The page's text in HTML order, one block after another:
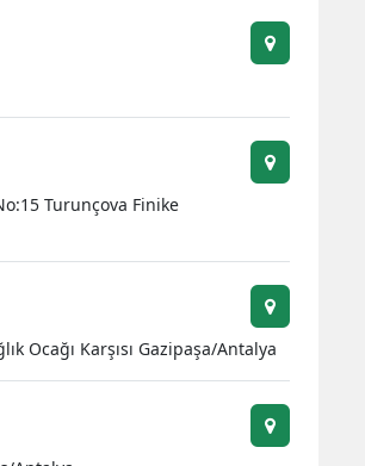
Osmaniye
Turunçova Finike
Ocağı Karşısı Gazipaşa/Antalya